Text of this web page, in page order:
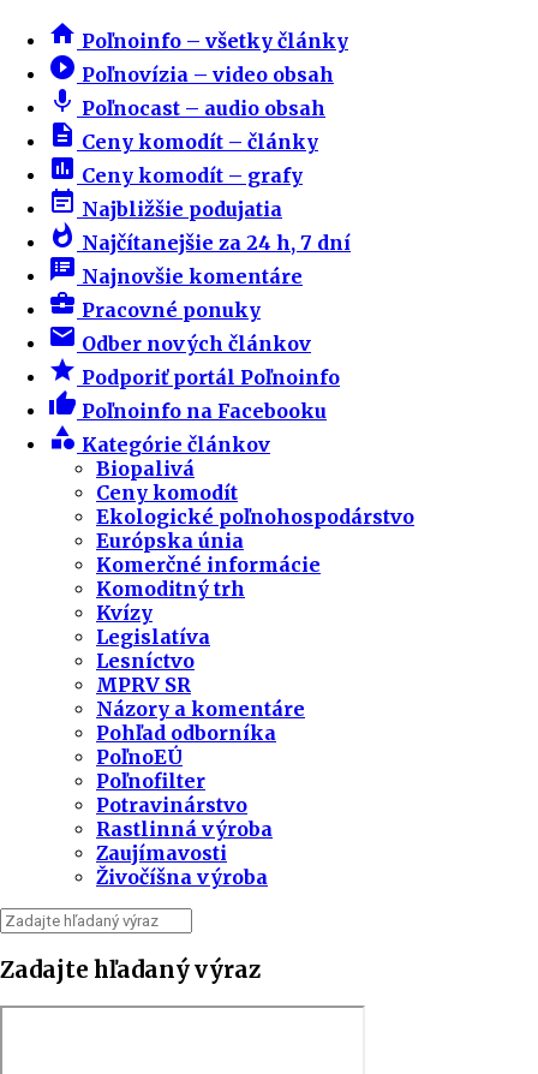
home Poľnoinfo – všetky články
play_circle_filled Poľnovízia – video obsah
mic Poľnocast – audio obsah
description Ceny komodít – články
insert_chart Ceny komodít – grafy
event_note Najbližšie podujatia
whatshot Najčítanejšie za 24 h, 7 dní
speaker_notes Najnovšie komentáre
business_center Pracovné ponuky
email Odber nových článkov
star Podporiť portál Poľnoinfo
thumb_up Poľnoinfo na Facebooku
category Kategórie článkov
Biopalivá
Ceny komodít
Ekologické poľnohospodárstvo
Európska únia
Komerčné informácie
Komoditný trh
Kvízy
Legislatíva
Lesníctvo
MPRV SR
Názory a komentáre
Pohľad odborníka
PoľnoEÚ
Poľnofilter
Potravinárstvo
Rastlinná výroba
Zaujímavosti
Živočíšna výroba
Zadajte hľadaný výraz